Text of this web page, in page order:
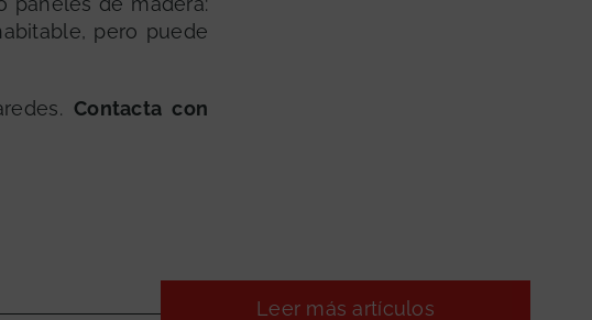
pero puede
Contacta con
Leer más artículos